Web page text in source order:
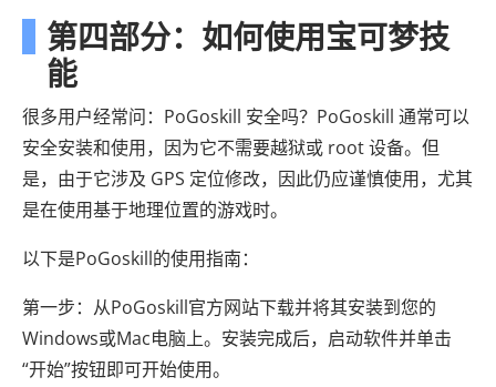
第四部分：如何使用宝可梦技
能
很多用户经常问：PoGoskill 安全吗？PoGoskill 通常可以
安全安装和使用，因为它不需要越狱或 root 设备。但
是，由于它涉及 GPS 定位修改，因此仍应谨慎使用，尤其
是在使用基于地理位置的游戏时。
以下是PoGoskill的使用指南：
第一步：从PoGoskill官方网站下载并将其安装到您的
Windows或Mac电脑上。安装完成后，启动软件并单击
“开始”按钮即可开始使用。